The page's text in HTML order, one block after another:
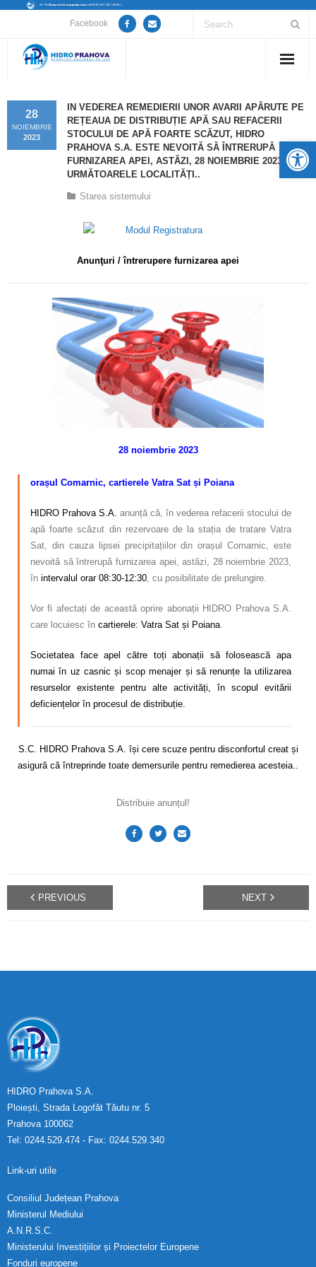
Facebook
Despre noi
Anunțuri lucrări / opriri apă
Guvernanță Corporativă
Calitatea apei
Comunicare
IN VEDEREA REMEDIERII UNOR AVARII APĂRUTE PE
REȚEAUA DE DISTRIBUȚIE APĂ SAU REFACERII
STOCULUI DE APĂ FOARTE SCĂZUT, HIDRO
PRAHOVA S.A. ESTE NEVOITĂ SĂ ÎNTRERUPĂ
FURNIZAREA APEI, ASTĂZI, 28 NOIEMBRIE 2023, ÎN
URMĂTOARELE LOCALITĂȚI..
28
NOIEMBRIE
2023
Starea sistemului
Anunţuri / întrerupere furnizarea apei
28 noiembrie 2023
orașul Comarnic, cartierele Vatra Sat și Poiana
HIDRO Prahova S.A. anunță că, în vederea refacerii stocului de
apă foarte scăzut din rezervoare de la stația de tratare Vatra
Sat, din cauza lipsei precipitațiilor din orașul Comarnic, este
nevoită să întrerupă furnizarea apei, astăzi, 28 noiembrie 2023,
în intervalul orar 08:30-12:30, cu posibilitate de prelungire.
Vor fi afectați de această oprire abonații HIDRO Prahova S.A.
care locuiesc în cartierele: Vatra Sat și Poiana.
Societatea face apel către toți abonații să folosească apa
numai în uz casnic și scop menajer și să renunțe la utilizarea
resurselor existente pentru alte activități, în scopul evitării
deficiențelor în procesul de distribuție.
S.C. HIDRO Prahova S.A. își cere scuze pentru disconfortul creat și
asigură că întreprinde toate demersurile pentru remedierea acesteia..
Distribuie anunțul!
PREVIOUS NEXT
HIDRO Prahova S.A.
Ploiești, Strada Logofăt Tăutu nr. 5
Prahova 100062
Tel: 0244.529.474 - Fax: 0244.529.340
Link-uri utile
Consiliul Județean Prahova
Ministerul Mediului
A.N.R.S.C.
Ministerului Investițiilor și Proiectelor Europene
Fonduri europene